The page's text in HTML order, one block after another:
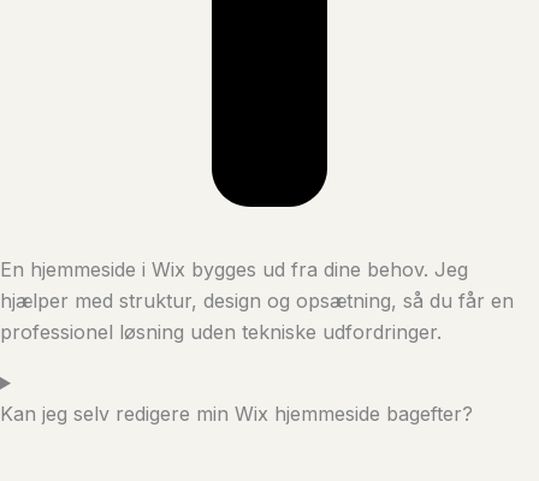
En hjemmeside i Wix bygges ud fra dine behov. Jeg
hjælper med struktur, design og opsætning, så du får en
professionel løsning uden tekniske udfordringer.
Kan jeg selv redigere min Wix hjemmeside bagefter?